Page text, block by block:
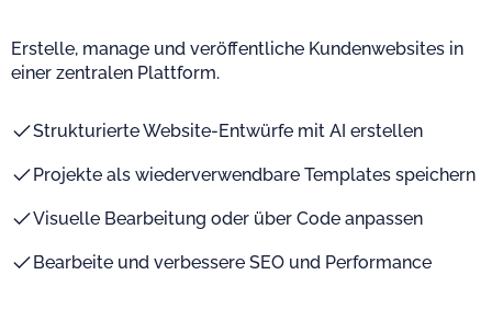
Erstelle, manage und veröffentliche Kundenwebsites in
einer zentralen Plattform.
Strukturierte Website-Entwürfe mit AI erstellen
Projekte als wiederverwendbare Templates speichern
Visuelle Bearbeitung oder über Code anpassen
Bearbeite und verbessere SEO und Performance